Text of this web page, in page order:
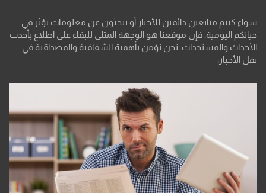
سواء كنتم متابعين دائمين للأخبار أو تبحثون عن معلومات تؤثر في
حياتكم اليومية، فإن موقعنا هو الوجهة المثلى للبقاء على اطلاع بأحدث
الأحداث والمستجدات. نحن نؤمن بأهمية الشفافية والمصداقية في
نقل الأخبار،